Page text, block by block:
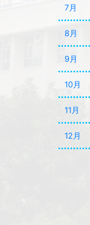
7月
8月
9月
10月
11月
12月